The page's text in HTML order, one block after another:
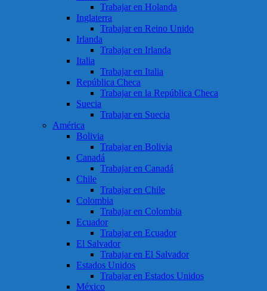
Trabajar en Holanda
Inglaterra
Trabajar en Reino Unido
Irlanda
Trabajar en Irlanda
Italia
Trabajar en Italia
República Checa
Trabajar en la República Checa
Suecia
Trabajar en Suecia
América
Bolivia
Trabajar en Bolivia
Canadá
Trabajar en Canadá
Chile
Trabajar en Chile
Colombia
Trabajar en Colombia
Ecuador
Trabajar en Ecuador
El Salvador
Trabajar en El Salvador
Estados Unidos
Trabajar en Estados Unidos
México